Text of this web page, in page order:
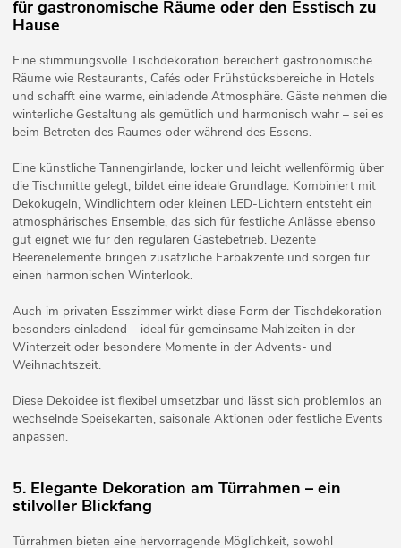
für gastronomische Räume oder den Esstisch zu
Hause
Eine stimmungsvolle Tischdekoration bereichert gastronomische
Räume wie Restaurants, Cafés oder Frühstücksbereiche in Hotels
und schafft eine warme, einladende Atmosphäre. Gäste nehmen die
winterliche Gestaltung als gemütlich und harmonisch wahr – sei es
beim Betreten des Raumes oder während des Essens.
Eine künstliche Tannengirlande, locker und leicht wellenförmig über
die Tischmitte gelegt, bildet eine ideale Grundlage. Kombiniert mit
Dekokugeln, Windlichtern oder kleinen LED-Lichtern entsteht ein
atmosphärisches Ensemble, das sich für festliche Anlässe ebenso
gut eignet wie für den regulären Gästebetrieb. Dezente
Beerenelemente bringen zusätzliche Farbakzente und sorgen für
einen harmonischen Winterlook.
Auch im privaten Esszimmer wirkt diese Form der Tischdekoration
besonders einladend – ideal für gemeinsame Mahlzeiten in der
Winterzeit oder besondere Momente in der Advents- und
Weihnachtszeit.
Diese Dekoidee ist flexibel umsetzbar und lässt sich problemlos an
wechselnde Speisekarten, saisonale Aktionen oder festliche Events
anpassen.
5. Elegante Dekoration am Türrahmen – ein
stilvoller Blickfang
Türrahmen bieten eine hervorragende Möglichkeit, sowohl